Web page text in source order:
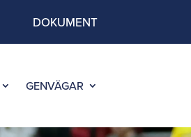
DOKUMENT
GENVÄGAR